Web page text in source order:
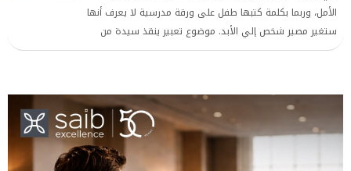
الأمل، وربما بكلمة كتبها طفل على ورقة مدرسية لا يعرف أنها
ستغير مصير شخص إلي الأبد. موضوع تعبير ينقذ سيدة من
حبل المشنقة وفي قاعات المحاكم تلتقي وجوه المتهمين مع